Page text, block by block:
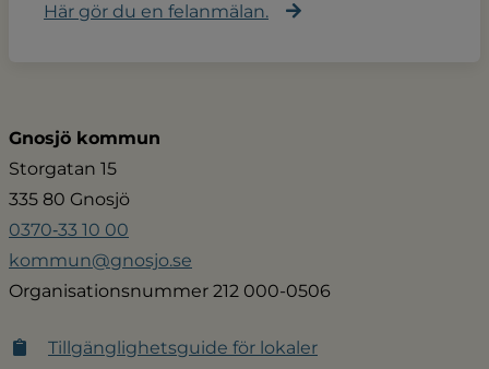
Här gör du en felanmälan.
Gnosjö kommun
Storgatan 15
335 80 Gnosjö
0370‑33 10 00
kommun@gnosjo.se
Organisationsnummer 212 000-0506
Tillgänglighetsguide för lokaler